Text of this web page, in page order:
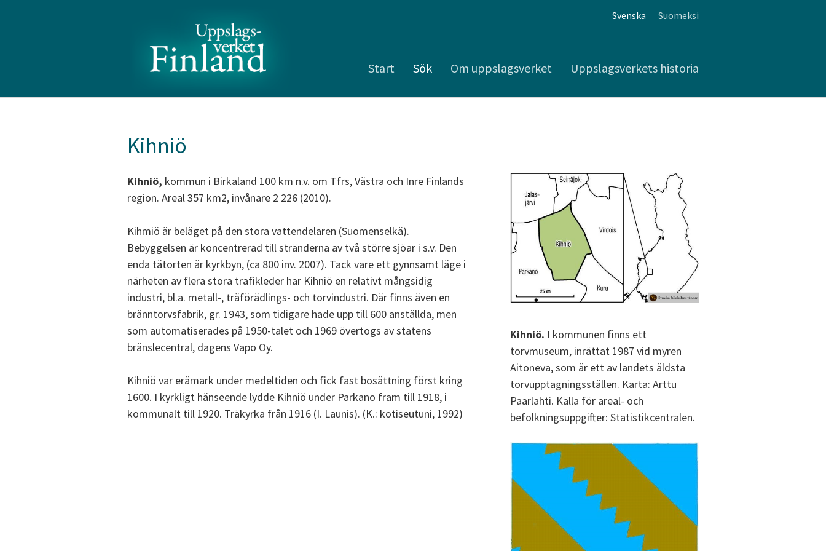
Svenska Suomeksi
Start Sök Om uppslagsverket Uppslagsverkets historia
Kihniö
Kihniö, kommun i Birkaland 100 km n.v. om Tfrs, Västra och Inre Finlands
region. Areal 357 km2, invånare 2 226 (2010).
Kihmiö är beläget på den stora vattendelaren (Suomenselkä).
Bebyggelsen är koncentrerad till stränderna av två större sjöar i s.v. Den
enda tätorten är kyrkbyn, (ca 800 inv. 2007). Tack vare ett gynnsamt läge i
närheten av flera stora trafikleder har Kihniö en relativt mångsidig
industri, bl.a. metall-, träförädlings- och torvindustri. Där finns även en
bränntorvsfabrik, gr. 1943, som tidigare hade upp till 600 anställda, men
som automatiserades på 1950-talet och 1969 övertogs av statens
bränslecentral, dagens Vapo Oy.
Kihniö var erämark under medeltiden och fick fast bosättning först kring
1600. I kyrkligt hänseende lydde Kihniö under Parkano fram till 1918, i
kommunalt till 1920. Träkyrka från 1916 (I. Launis). (K.: kotiseutuni, 1992)
Kihniö. I kommunen finns ett
torvmuseum, inrättat 1987 vid myren
Aitoneva, som är ett av landets äldsta
torvupptagningsställen. Karta: Arttu
Paarlahti. Källa för areal- och
befolkningsuppgifter: Statistikcentralen.